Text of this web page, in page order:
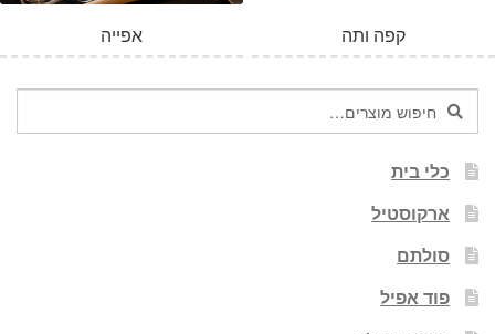
אפייה קפה ותה
חיפוש
עבור:
חיפוש
כלי בית
ארקוסטיל
סולתם
פוד אפיל